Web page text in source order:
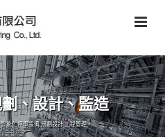
、設計、監造
能化停車設備,規劃設計,工程管理。